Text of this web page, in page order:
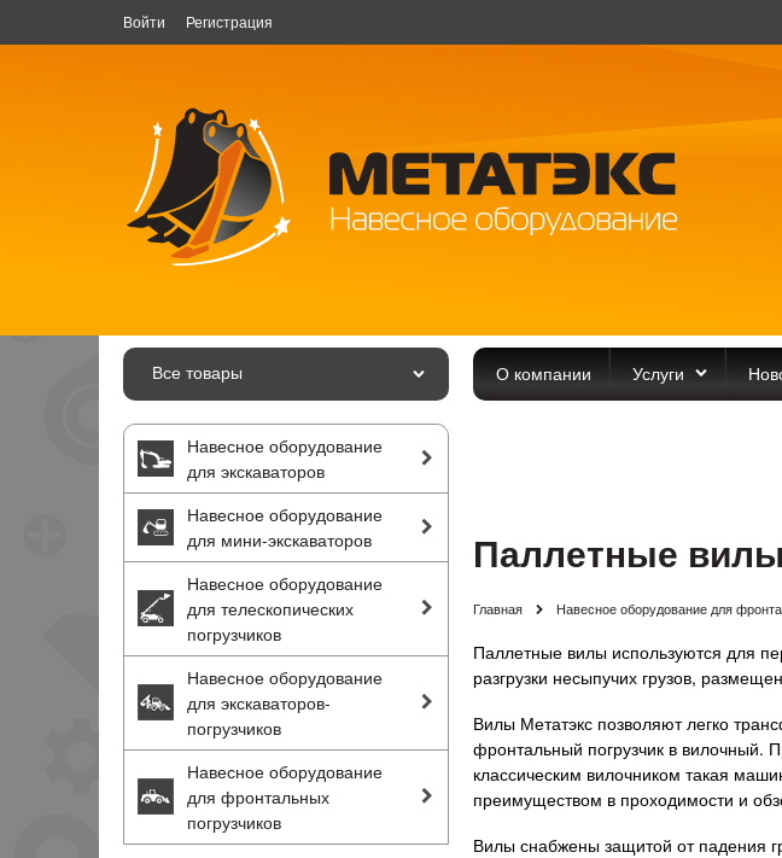
Войти Регистрация
Все товары О компании Услуги
Навесное оборудование
для экскаваторов
Навесное оборудование
для мини-экскаваторов
Навесное оборудование
для телескопических
погрузчиков
Навесное оборудование
для экскаваторов-
погрузчиков
Навесное оборудование
для фронтальных
погрузчиков
Паллетные
Главная Навесное оборудование для
Паллетные вилы используются для
разгрузки несыпучих грузов,
Вилы Метатэкс позволяют легко
фронтальный погрузчик в вилочный.
классическим вилочником такая
преимуществом в проходимости и
Вилы снабжены защитой от падения